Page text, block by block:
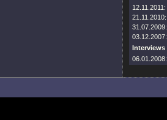
12.11.2011:
21.11.2010:
31.07.2009:
03.12.2007:
Interviews
06.01.2008: